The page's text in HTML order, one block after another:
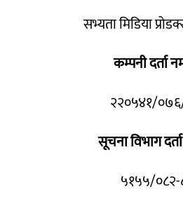
सभ्यता मिडिया
कम्पनी दर्ता
२२०५४१/
सूचना विभाग
५१५५/